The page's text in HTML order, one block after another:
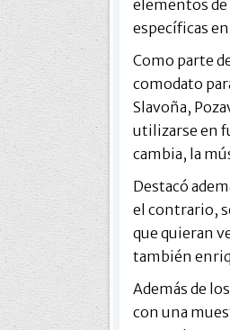
elementos
específicas
Como parte
comodato
Slavoña,
utilizarse en
cambia, la
Destacó
el contrario,
que quieran
también
Además de
con una